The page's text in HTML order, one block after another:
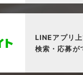
LINEアプリ
検索・応募が